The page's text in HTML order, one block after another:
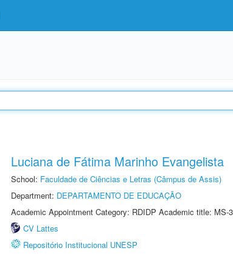
Luciana de Fátima Marinho Evangelista
School: Faculdade de Ciências e Letras (Câmpus de Assis)
Department: DEPARTAMENTO DE EDUCAÇÃO
Academic Appointment Category: RDIDP Academic title: MS-
CV Lattes
Repositório Institucional UNESP